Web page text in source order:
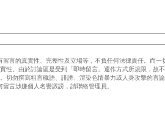
言的真實性、完整性及立場等，不負任何法律責任。而一
性。由於討論區是受到「即時留言」運作方式所規限，故
勿撰寫粗言穢語、誹謗、渲染色情暴力或人身攻擊的言
留言涉嫌個人名譽譭謗，請聯絡管理員。